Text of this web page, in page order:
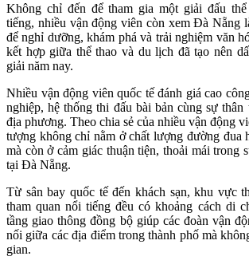
Không chỉ đến để tham gia một giải đấu thể
tiếng, nhiều vận động viên còn xem Đà Nẵng
để nghỉ dưỡng, khám phá và trải nghiệm văn
kết hợp giữa thể thao và du lịch đã tạo nên
giải năm nay.
Nhiều vận động viên quốc tế đánh giá cao
nghiệp, hệ thống thi đấu bài bản cùng sự thân
địa phương. Theo chia sẻ của nhiều vận động
tượng không chỉ nằm ở chất lượng đường đua
mà còn ở cảm giác thuận tiện, thoải mái trong
tại Đà Nẵng.
Từ sân bay quốc tế đến khách sạn, khu vực
tham quan nổi tiếng đều có khoảng cách di
tầng giao thông đồng bộ giúp các đoàn vận
nối giữa các địa điểm trong thành phố mà
gian.